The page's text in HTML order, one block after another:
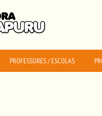
PROFESSORES / ESCOLAS